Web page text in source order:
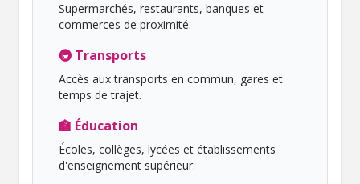
Supermarchés, restaurants, banques et
commerces de proximité.
🚇 Transports
Accès aux transports en commun, gares et
temps de trajet.
🏫 Éducation
Écoles, collèges, lycées et établissements
d'enseignement supérieur.